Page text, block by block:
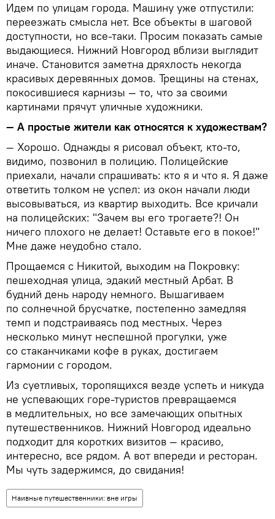
Идем по улицам города. Машину уже отпустили:
переезжать смысла нет. Все объекты в шаговой
доступности, но все-таки. Просим показать самые
выдающиеся. Нижний Новгород вблизи выглядит
иначе. Становится заметна дряхлость некогда
красивых деревянных домов. Трещины на стенах,
покосившиеся карнизы — то, что за своими
картинами прячут уличные художники.
— А простые жители как относятся к художествам?
— Хорошо. Однажды я рисовал объект, кто-то,
видимо, позвонил в полицию. Полицейские
приехали, начали спрашивать: кто я и что я. Я даже
ответить толком не успел: из окон начали люди
высовываться, из квартир выходить. Все кричали
на полицейских: "Зачем вы его трогаете?! Он
ничего плохого не делает! Оставьте его в покое!"
Мне даже неудобно стало.
Прощаемся с Никитой, выходим на Покровку:
пешеходная улица, эдакий местный Арбат. В
будний день народу немного. Вышагиваем
по солнечной брусчатке, постепенно замедляя
темп и подстраиваясь под местных. Через
несколько минут неспешной прогулки, уже
со стаканчиками кофе в руках, достигаем
гармонии с городом.
Из суетливых, торопящихся везде успеть и никуда
не успевающих горе-туристов превращаемся
в медлительных, но все замечающих опытных
путешественников. Нижний Новгород идеально
подходит для коротких визитов — красиво,
интересно, все рядом. А вот впереди и ресторан.
Мы чуть задержимся, до свидания!
Наивные путешественники: вне игры